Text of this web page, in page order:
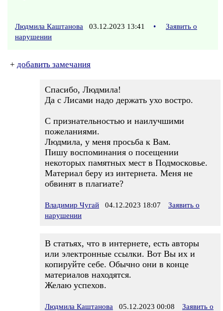
Людмила Каштанова 03.12.2023 13:41 •
Заявить о
нарушении
+ добавить замечания
Спасибо, Людмила!
Да с Лисами надо держать ухо востро.
С признательностью и наилучшими
пожеланиями.
Людмила, у меня просьба к Вам.
Пишу воспоминания о посещении
некоторых памятных мест в Подмосковье.
Материал беру из интернета. Меня не
обвинят в плагиате?
Владимир Чугай 04.12.2023 18:07
Заявить о
нарушении
В статьях, что в интернете, есть авторы
или электронные ссылки. Вот Вы их и
копируйте себе. Обычно они в конце
материалов находятся.
Желаю успехов.
Людмила Каштанова 05.12.2023 00:08
Заявить о